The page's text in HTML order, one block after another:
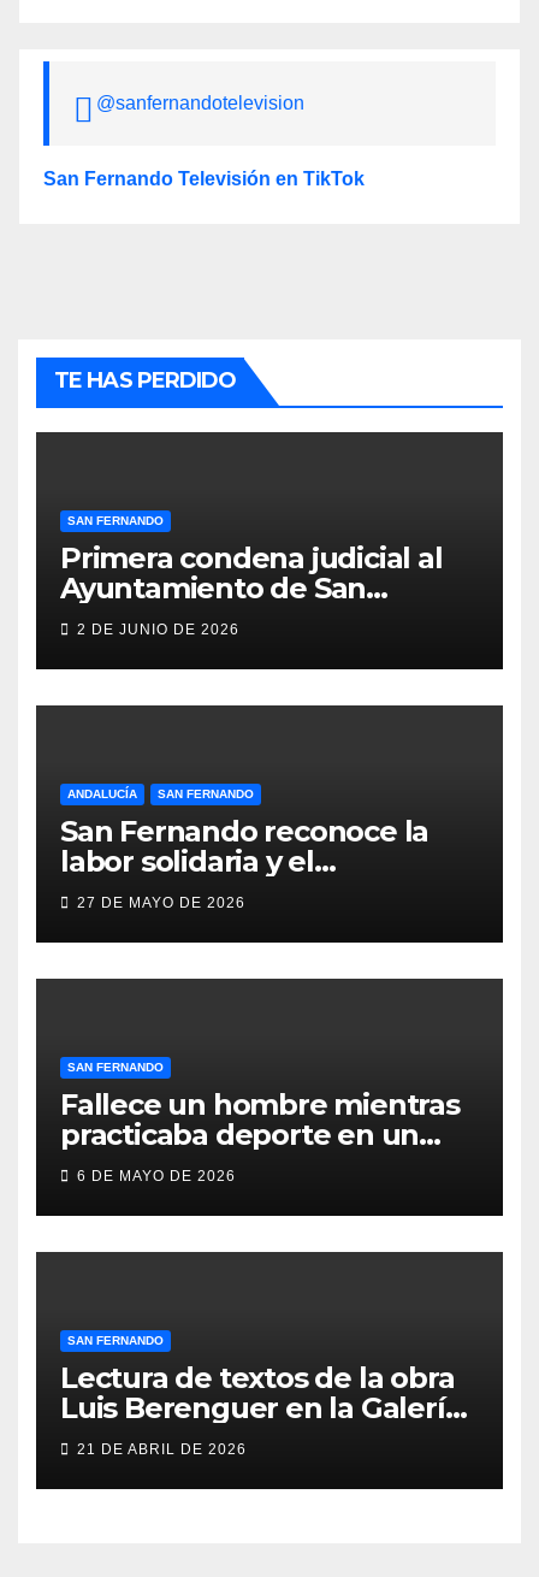
@sanfernandotelevision
San Fernando Televisión en TikTok
TE HAS PERDIDO
SAN FERNANDO
Primera condena judicial al
Ayuntamiento de San
Fernando por negar
locales lesionados en acto de
servicio
2 DE JUNIO DE 2026
ANDALUCÍA SAN FERNANDO
San Fernando reconoce la
labor solidaria y el
compromiso social de Juan y
San Fernando
27 DE MAYO DE 2026
SAN FERNANDO
Fallece un hombre mientras
practicaba deporte en un
gimnasio de San Fernando
6 DE MAYO DE 2026
SAN FERNANDO
Lectura de textos de la obra
Luis Berenguer en la Galería
ERA
21 DE ABRIL DE 2026